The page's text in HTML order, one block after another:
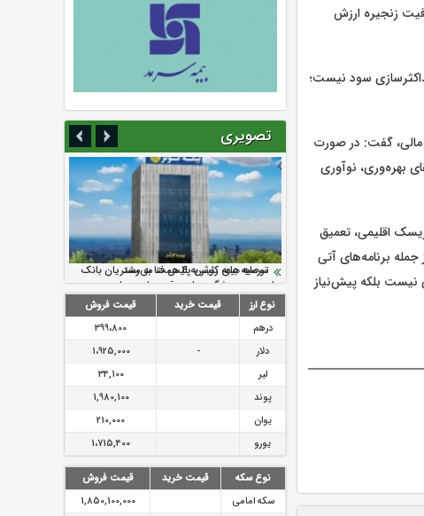
زنجیره ارزش
سود نیست؛
گفت: در صورت
بهره‌وری، نوآوری
اقلیمی، تعمیق
برنامه‌های آتی
نیست بلکه پیش‌نیاز
تصویری
ارزش سهام عدالت بالا رفت
سرمایه بیمه کوثر به ۴ همت می‌رسد
نود ثانیه با فولاد سنگان
تقدیر دبیرکل سندیکای بیمه گران ایران از
اقدامات مدیرعامل بیمه رازی
توصیه های رئیس پلیس فتا به مشتریان بانک
ها در مورد پیشگیری از سرقت های مجازی
نوع ارز قیمت خرید
قیمت فروش
درهم
399،800
دلار
-
1،925,000
لیر
34,100
پوند
1,980,100
یوان
210,000
یورو
1،715,400
نوع سکه قیمت خرید
قیمت فروش
سکه امامی
1,850,100,000